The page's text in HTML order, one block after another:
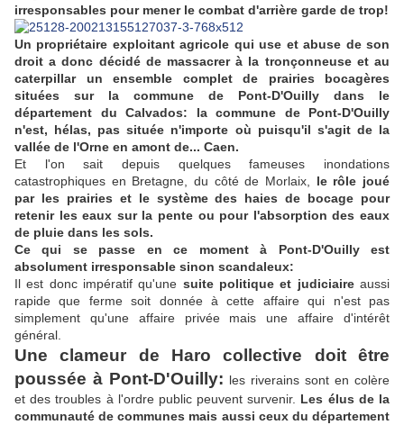
irresponsables pour mener le combat d'arrière garde de trop!
Un propriétaire exploitant agricole qui use et abuse de son
droit a donc décidé de massacrer à la tronçonneuse et au
caterpillar un ensemble complet de prairies bocagères
situées sur la commune de Pont-D'Ouilly dans le
département du Calvados: la commune de Pont-D'Ouilly
n'est, hélas, pas située n'importe où puisqu'il s'agit de la
vallée de l'Orne en amont de... Caen.
Et l'on sait depuis quelques fameuses inondations
catastrophiques en Bretagne, du côté de Morlaix, le rôle joué
par les prairies et le système des haies de bocage pour
retenir les eaux sur la pente ou pour l'absorption des eaux
de pluie dans les sols.
Ce qui se passe en ce moment à Pont-D'Ouilly est
absolument irresponsable sinon scandaleux:
Il est donc impératif qu'une suite politique et judiciaireaussi
rapide que ferme soit donnée à cette affaire qui n'est pas
simplement qu'une affaire privée mais une affaire d'intérêt
général.
Une clameur de Haro collective doit être
poussée à Pont-D'Ouilly: les riverains sont en colère
et des troubles à l'ordre public peuvent survenir. Les élus de la
communauté de communes mais aussi ceux du département